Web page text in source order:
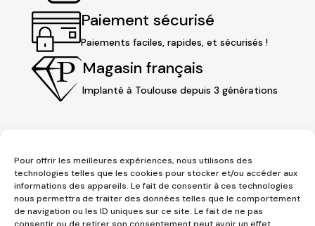
Pour offrir les meilleures expériences, nous utilisons des
technologies telles que les cookies pour stocker et/ou accéder aux
informations des appareils. Le fait de consentir à ces technologies
nous permettra de traiter des données telles que le comportement
de navigation ou les ID uniques sur ce site. Le fait de ne pas
Paiement sécurisé
Paiements faciles, rapides, et sécurisés !
Magasin français
Implanté à Toulouse depuis 3 générations